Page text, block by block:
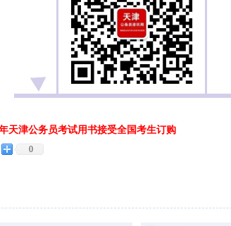
天津公务员考试用书接受全国考生订购
0